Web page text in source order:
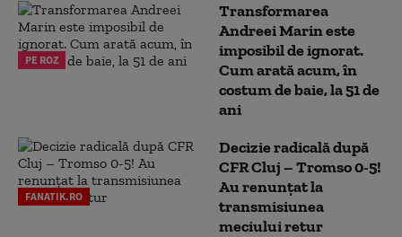
PE ROZ
Transformarea
Andreei Marin este
imposibil de ignorat.
Cum arată acum, în
costum de baie, la 51 de
ani
FANATIK.RO
Decizie radicală după
CFR Cluj – Tromso 0-5!
Au renunțat la
transmisiunea
meciului retur